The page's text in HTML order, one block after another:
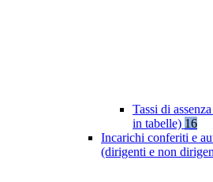
Tassi di
in tabelle) 16
Incarichi conferiti e
(dirigenti e non